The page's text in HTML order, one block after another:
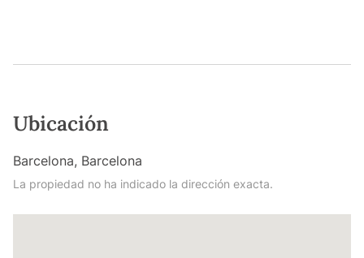
Ubicación
Barcelona, Barcelona
La propiedad no ha indicado la dirección exacta.